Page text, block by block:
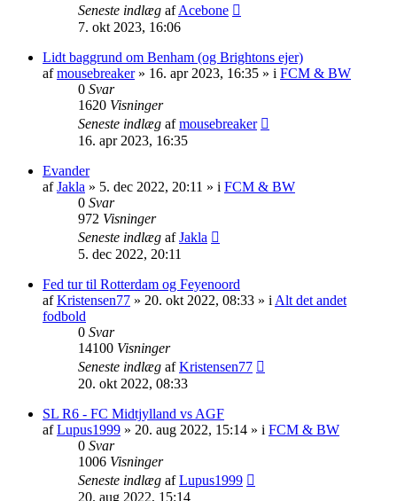
Seneste indlæg afAcebone
7. okt 2023, 16:06
Lidt baggrund om Benham (og Brightons ejer)
afmousebreaker» 16. apr 2023, 16:35 » i FCM & BW
0 Svar
1620 Visninger
Seneste indlæg afmousebreaker
16. apr 2023, 16:35
Evander
afJakla » 5. dec 2022, 20:11 » i FCM & BW
0 Svar
972 Visninger
Seneste indlæg afJakla
5. dec 2022, 20:11
Fed tur til Rotterdam og Feyenoord
afKristensen77 » 20. okt 2022, 08:33 » i Alt det andet
fodbold
0 Svar
14100 Visninger
Seneste indlæg afKristensen77
20. okt 2022, 08:33
SL R6 - FC Midtjylland vs AGF
afLupus1999 » 20. aug 2022, 15:14 » i FCM & BW
0 Svar
1006 Visninger
Seneste indlæg afLupus1999
20. aug 2022, 15:14